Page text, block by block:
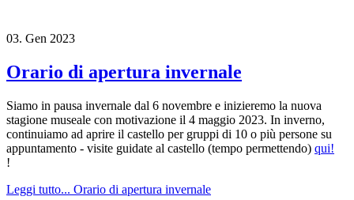
03. Gen 2023
Orario di apertura invernale
Siamo in pausa invernale dal 6 novembre e inizieremo la nuova
stagione museale con motivazione il 4 maggio 2023. In inverno,
continuiamo ad aprire il castello per gruppi di 10 o più persone su
appuntamento - visite guidate al castello (tempo permettendo) qui!
!
Leggi tutto... Orario di apertura invernale